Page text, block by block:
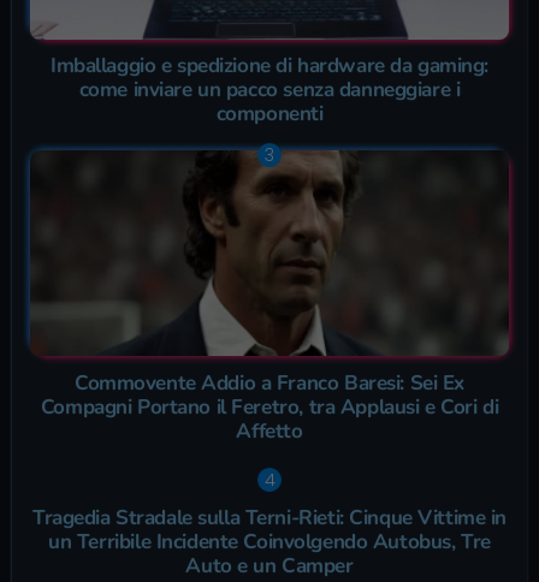
Imballaggio e spedizione di hardware da gaming:
come inviare un pacco senza danneggiare i
componenti
Commovente Addio a Franco Baresi: Sei Ex
Compagni Portano il Feretro, tra Applausi e Cori di
Affetto
Tragedia Stradale sulla Terni-Rieti: Cinque Vittime in
un Terribile Incidente Coinvolgendo Autobus, Tre
Auto e un Camper